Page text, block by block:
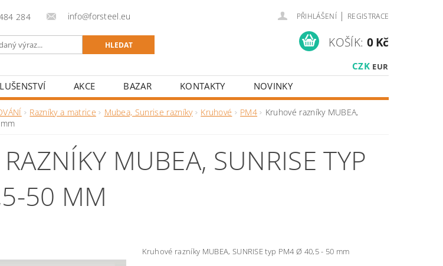
284 info@forsteel.eu PŘIHLÁŠENÍ | REGISTRACE
CZK EUR
KOŠÍK: 0 Kč
AKCE BAZAR KONTAKTY
NOVINKY
Razníky a matrice Mubea, Sunrise razníky Kruhové PM4
Kruhové razníky MUBEA,
MUBEA, SUNRISE TYP
50 MM
Kruhové razníky MUBEA, SUNRISE typ PM4 Ø 40,5 - 50 mm